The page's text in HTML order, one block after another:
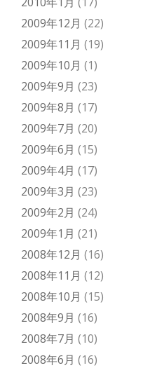
2009年12月 (22)
2009年11月 (19)
2009年10月 (1)
2009年9月 (23)
2009年8月 (17)
2009年7月 (20)
2009年6月 (15)
2009年4月 (17)
2009年3月 (23)
2009年2月 (24)
2009年1月 (21)
2008年12月 (16)
2008年11月 (12)
2008年10月 (15)
2008年9月 (16)
2008年7月 (10)
2008年6月 (16)